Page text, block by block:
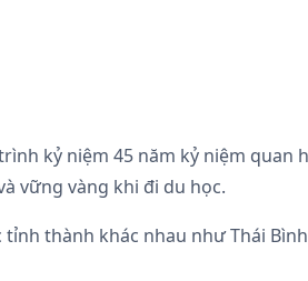
kỷ niệm 45 năm kỷ niệm quan
vững vàng khi đi du học.
thành khác nhau như Thái